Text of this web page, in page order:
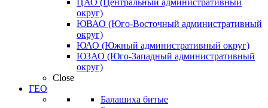
ЦАО (Центральный административный
округ)
ЮВАО (Юго-Восточный административный
округ)
ЮАО (Южный административный округ)
ЮЗАО (Юго-Западный административный
округ)
Close
ГЕО
Балашиха битые